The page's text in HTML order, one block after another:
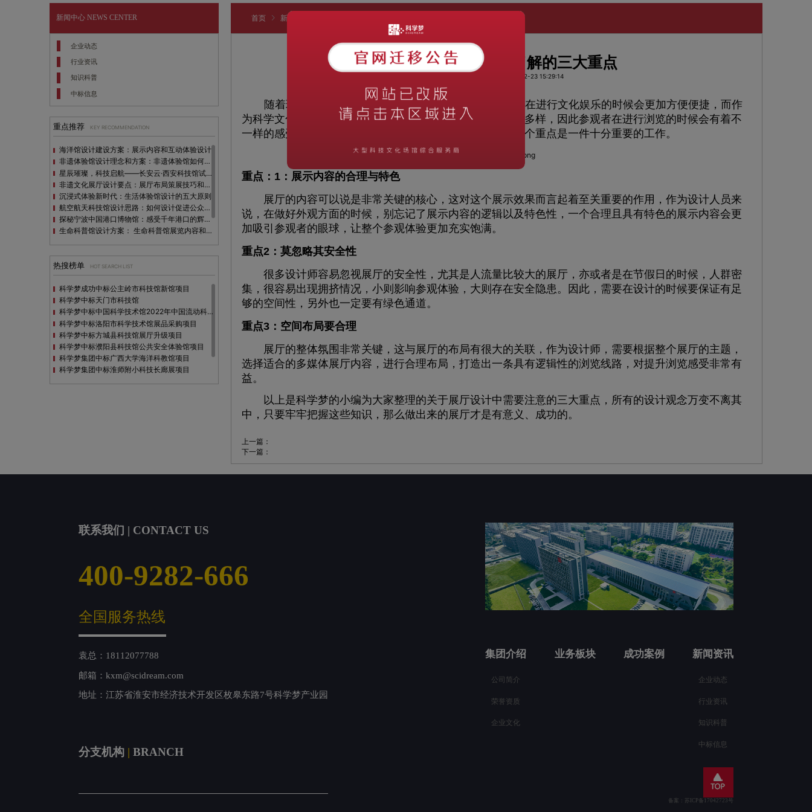
新闻中心NEWS CENTER
企业动态
行业资讯
知识科普
中标信息
重点推荐 KEY RECOMMENDATION
海洋馆设计建设方案：展示内容和互动体验设计
非遗体验馆设计理念和方案：非遗体验馆如何本土化设计？
星辰璀璨，科技启航——长安云·西安科技馆试营业，邀您共赴未来之旅！
非遗文化展厅设计要点：展厅布局策展技巧和创新元素
沉浸式体验新时代：生活体验馆设计的五大原则
航空航天科技馆设计思路：如何设计促进公众的兴趣
探秘宁波中国港口博物馆：感受千年港口的辉煌与变迁
生命科普馆设计方案： ​生命科普馆展览内容和互动方式
全息体验馆设计：打造身临其境的奇妙世界
热搜榜单 HOT SEARCH LIST
科学梦成功中标公主岭市科技馆新馆项目
科学梦中标天门市科技馆
科学梦中标中国科学技术馆2022年中国流动科技馆展览采购
科学梦中标洛阳市科学技术馆展品采购项目
科学梦中标方城县科技馆展厅升级项目
科学梦中标濮阳县科技馆公共安全体验馆项目
科学梦集团中标广西大学海洋科教馆项目
科学梦集团中标淮师附小科技长廊展项目
首页 新闻资讯
在展厅设计中有必要了解的三大重点
时间：2023-02-23 15:29:14
随着现代科技的不断发展：，数字化的生活体验让人们在进行文化娱乐的时候会更加方便便捷，而作
为科学文化展示的重要途径，展厅的呈现方式也更加新颖和多样，因此参观者在进行浏览的时候会有着不
一样的感受，因此作为展厅设计人员来说，如果做好以下三个重点是一件十分重要的工作。
重点：1：展示内容的合理与特色
展厅的内容可以说是非常关键的核心，这对这个展示效果而言起着至关重要的作用，作为设计人员来
说，在做好外观方面的时候，别忘记了展示内容的逻辑以及特色性，一个合理且具有特色的展示内容会更
加吸引参观者的眼球，让整个参观体验更加充实饱满。
重点2：莫忽略其安全性
很多设计师容易忽视展厅的安全性，尤其是人流量比较大的展厅，亦或者是在节假日的时候，人群密
集，很容易出现拥挤情况，小则影响参观体验，大则存在安全隐患。因此，需要在设计的时候要保证有足
够的空间性，另外也一定要有绿色通道。
重点3：空间布局要合理
展厅的整体氛围非常关键，这与展厅的布局有很大的关联，作为设计师，需要根据整个展厅的主题，
选择适合的多媒体展厅内容，进行合理布局，打造出一条具有逻辑性的浏览线路，对提升浏览感受非常有
益。
以上是科学梦的小编为大家整理的关于展厅设计中需要注意的三大重点，所有的设计观念万变不离其
中，只要牢牢把握这些知识，那么做出来的展厅才是有意义、成功的。
上一篇：
下一篇：
联系我们 | CONTACT US
400-9282-666
全国服务热线
袁总：18112077788
邮箱：kxm@scidream.com
地址：江苏省淮安市经济技术开发区枚皋东路7号科学梦产业园
分支机构 | BRANCH
集团介绍
公司简介
荣誉资质
企业文化
业务板块 成功案例 新闻资讯
企业动态
行业资讯
知识科普
中标信息
备案：苏ICP备17042723号